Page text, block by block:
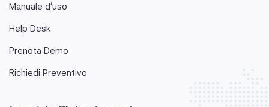
Manuale d'uso
Help Desk
Prenota Demo
Richiedi Preventivo